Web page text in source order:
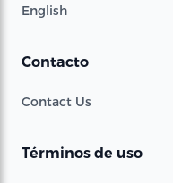
English
Contacto
Contact Us
Términos de uso